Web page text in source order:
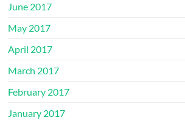
June 2017
May 2017
April 2017
March 2017
February 2017
January 2017